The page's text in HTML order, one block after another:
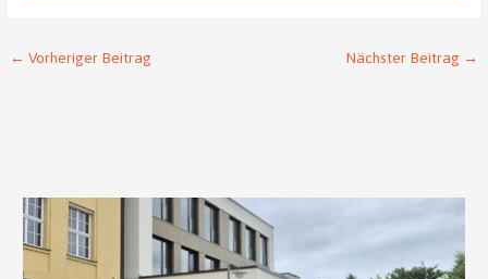
← Vorheriger Beitrag Nächster Beitrag →